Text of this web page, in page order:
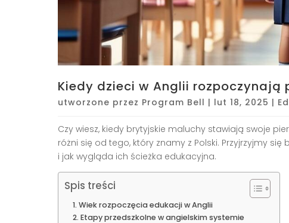
Kiedy dzieci w Anglii rozpoczynają
utworzone przez Program Bell | lut 18, 2025 |
Czy wiesz, kiedy brytyjskie maluchy stawiają swoje
różni się od tego, który znamy z Polski. Przyjrzyjmy się
i jak wygląda ich ścieżka edukacyjna.
Spis treści
Wiek rozpoczęcia edukacji w Anglii
Etapy przedszkolne w angielskim systemie